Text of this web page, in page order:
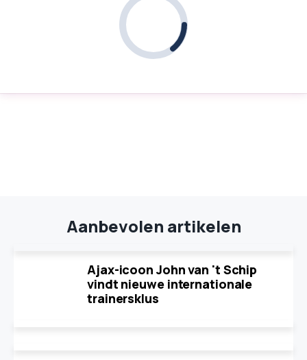
Aanbevolen artikelen
Ajax-icoon John van 't Schip
vindt nieuwe internationale
trainersklus